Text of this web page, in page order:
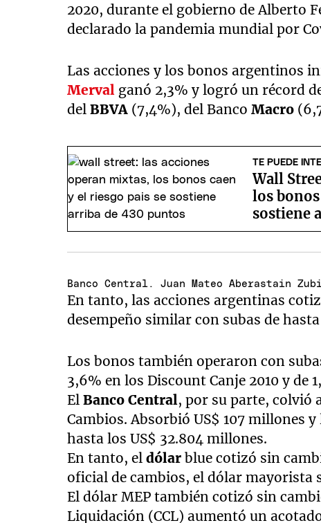
2020, durante el gobierno de Alberto
declarado la pandemia mundial por
Las acciones y los bonos argentinos
Merval ganó 2,3% y logró un récord
delBBVA (7,4%), del BancoMacro
TE PUEDE
Wall
los
sostiene
Banco Central. Juan Mateo Aberastain
En tanto, las acciones argentinas
desempeño similar con subas de
Los bonos también operaron con
3,6% en los Discount Canje 2010 y de
ElBanco Central, por su parte, colvió
Cambios. Absorbió US$ 107 millones
hasta los US$ 32.804 millones.
En tanto, eldólarblue cotizó sin
oficial de cambios, el dólar mayorista
El dólar MEP también cotizó sin
Liquidación (CCL) aumentó un